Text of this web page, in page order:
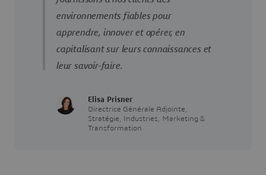
environnements fiables pour
apprendre, innover et opérer, en
capitalisant sur leurs connaissances et
leur savoir-faire.
Elisa Prisner
Directrice Générale Adjointe,
Stratégie, Industries, Marketing &
Transformation